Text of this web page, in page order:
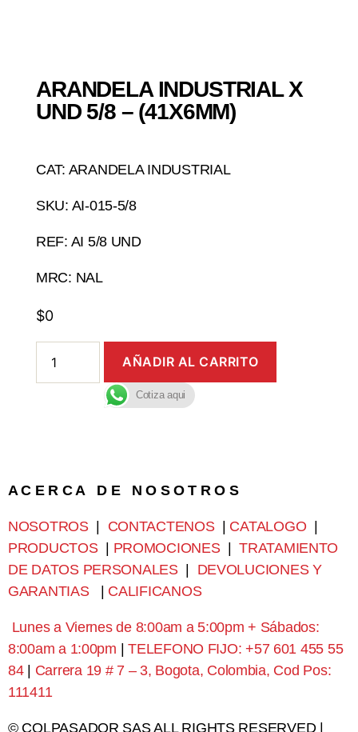
ARANDELA INDUSTRIAL X
UND 5/8 – (41X6MM)
CAT: ARANDELA INDUSTRIAL
SKU: AI-015-5/8
REF: AI 5/8 UND
MRC: NAL
$0
AÑADIR AL CARRITO
Cotiza aqui
A C E R C A D E N O S O T R O S
NOSOTROS| CONTACTENOS| CATALOGO |
PRODUCTOS| PROMOCIONES|TRATAMIENTO
DE DATOS PERSONALES| DEVOLUCIONES Y
GARANTIAS
| CALIFICANOS
Lunes a Viernes de 8:00am a 5:00pm + Sábados:
8:00am a 1:00pm |TELEFONO FIJO: +57 601 455 55
84| Carrera 19 # 7 – 3, Bogota, Colombia, Cod Pos:
111411
© COLPASADOR SAS ALL RIGHTS RESERVED |